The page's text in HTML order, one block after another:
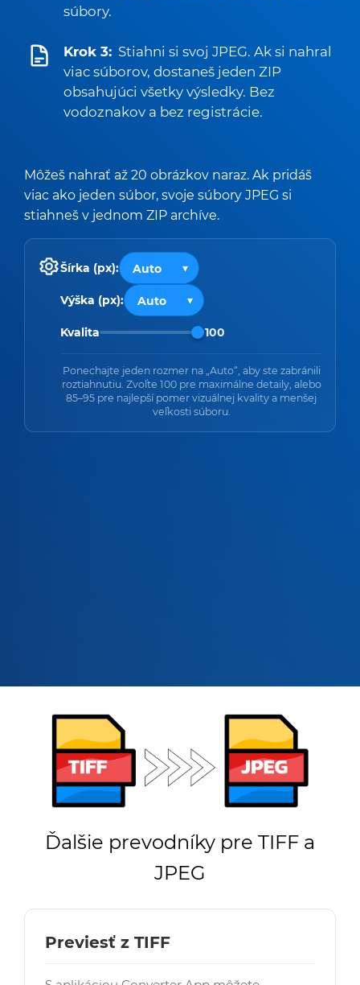
súbory.
Krok 3: Stiahni si svoj JPEG. Ak si nahral
viac súborov, dostaneš jeden ZIP
obsahujúci všetky výsledky. Bez
vodoznakov a bez registrácie.
Môžeš nahrať až 20 obrázkov naraz. Ak pridáš
viac ako jeden súbor, svoje súbory JPEG si
stiahneš v jednom ZIP archíve.
Šírka (px):
Výška (px):
Kvalita 100
Ponechajte jeden rozmer na „Auto“, aby ste zabránili
roztiahnutiu. Zvoľte 100 pre maximálne detaily, alebo
85–95 pre najlepší pomer vizuálnej kvality a menšej
veľkosti súboru.
Ďalšie prevodníky pre TIFF a
JPEG
Previesť z TIFF